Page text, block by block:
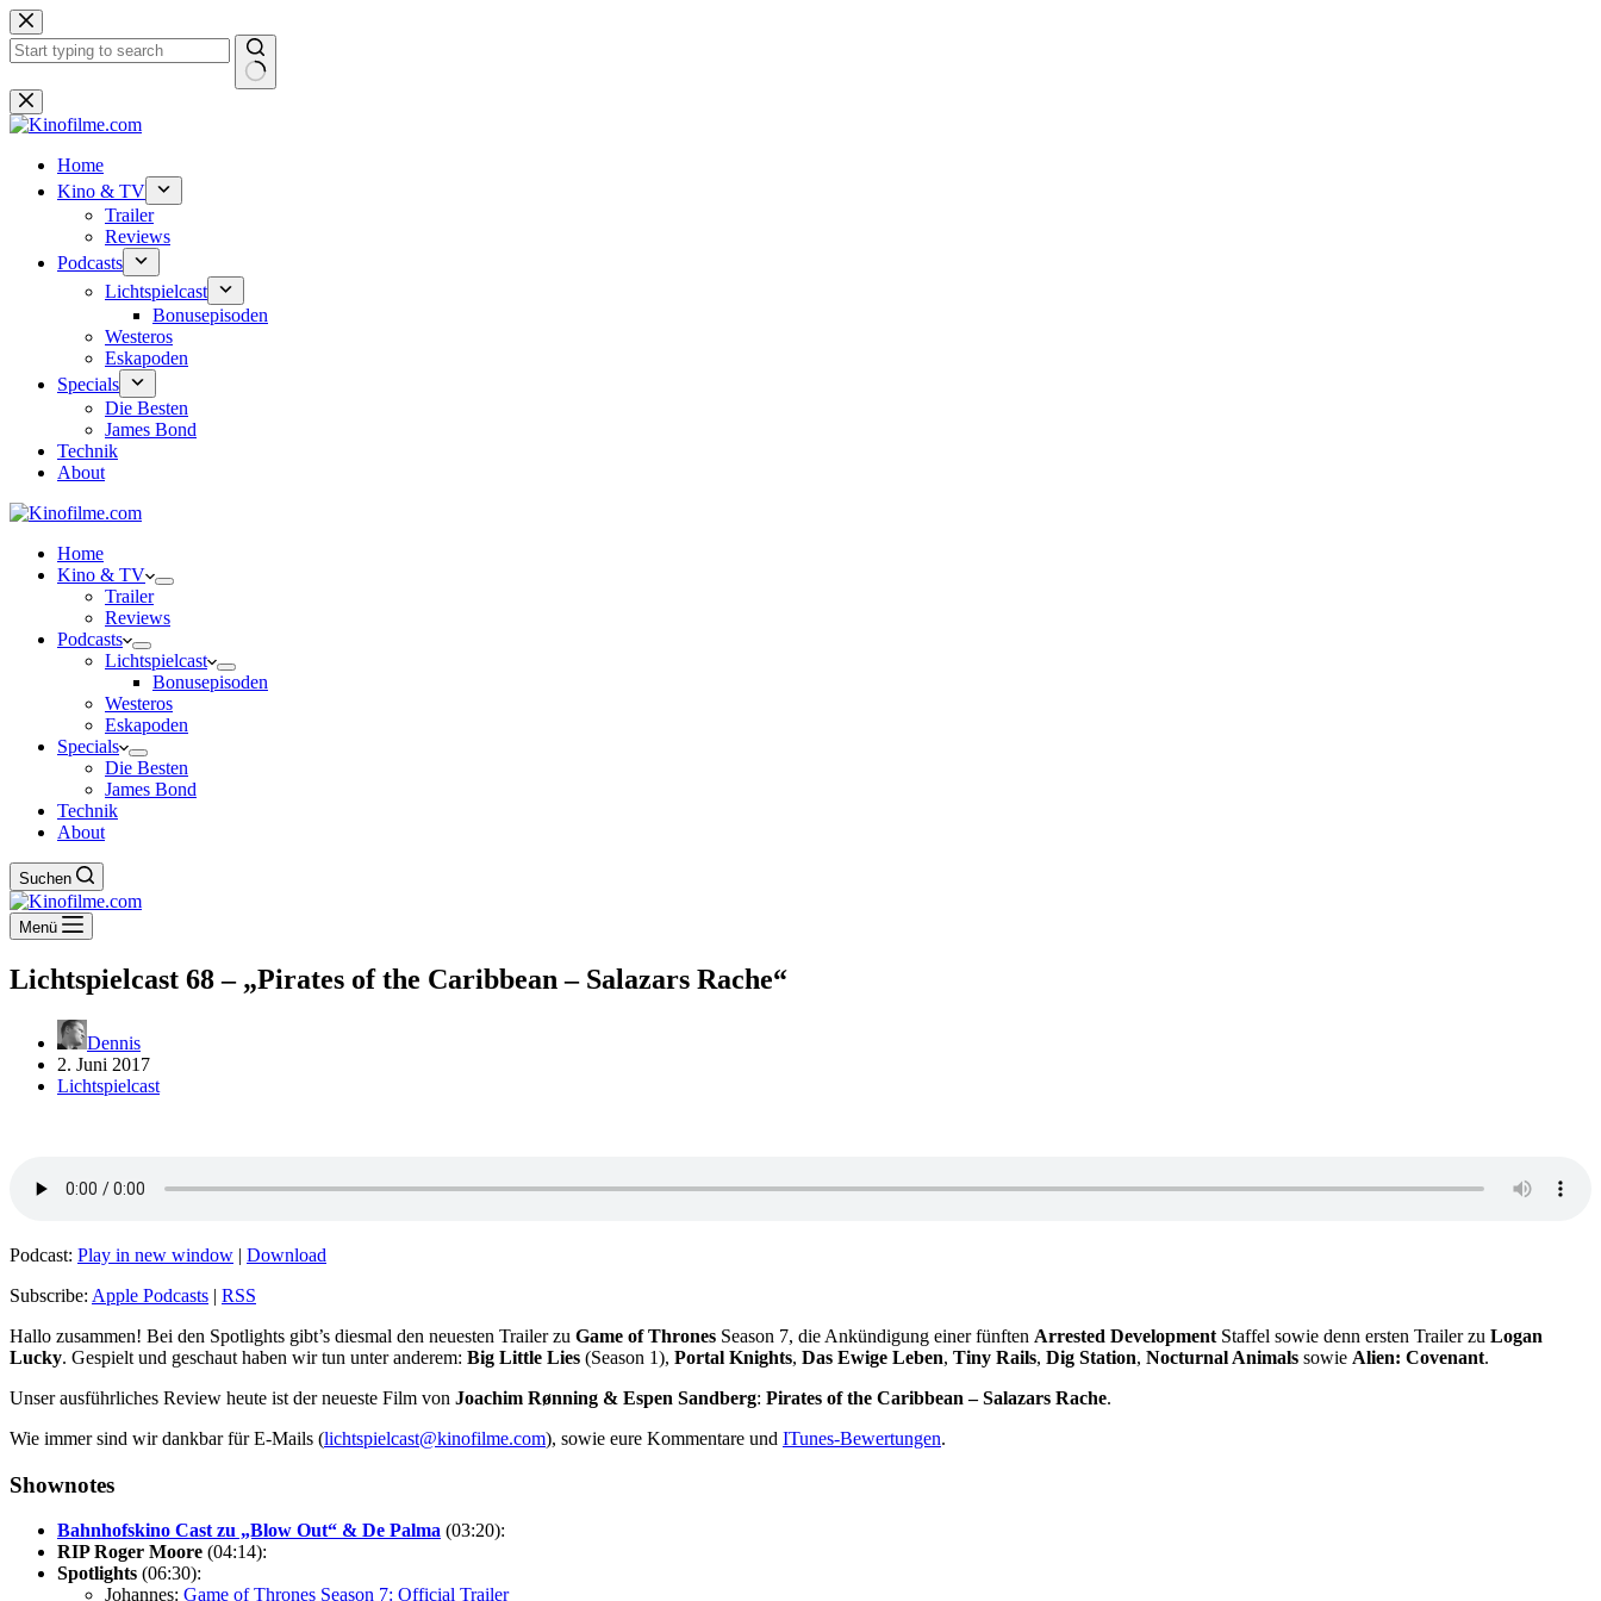
Zum
Inhalt
springen
Keine
Ergebnisse
Home
Kino & TV
Trailer
Reviews
Podcasts
Lichtspielcast
Bonusepisoden
Westeros
Eskapoden
Specials
Die Besten
James Bond
Technik
About
Home
Kino & TV
Trailer
Reviews
Podcasts
Lichtspielcast
Bonusepisoden
Westeros
Eskapoden
Specials
Die Besten
James Bond
Technik
About
Suchen
Menü
Lichtspielcast 68 – „Pirates of the Caribbean – Salazars Rache“
Dennis
2. Juni 2017
Lichtspielcast
Podcast: Play in new window | Download
Subscribe: Apple Podcasts | RSS
Hallo zusammen! Bei den Spotlights gibt’s diesmal den neuesten Trailer zu Game of Thrones Season 7, die Ankündigung einer fünften Arrested Development Staffel sowie denn ersten Trailer zu Logan
Lucky. Gespielt und geschaut haben wir tun unter anderem: Big Little Lies (Season 1), Portal Knights, Das Ewige Leben, Tiny Rails, Dig Station, Nocturnal Animals sowie Alien: Covenant.
Unser ausführliches Review heute ist der neueste Film von Joachim Rønning & Espen Sandberg: Pirates of the Caribbean – Salazars Rache.
Wie immer sind wir dankbar für E-Mails (lichtspielcast@kinofilme.com), sowie eure Kommentare und ITunes-Bewertungen.
Shownotes
Bahnhofskino Cast zu „Blow Out“ & De Palma (03:20):
RIP Roger Moore (04:14):
Spotlights (06:30):
Johannes: Game of Thrones Season 7: Official Trailer